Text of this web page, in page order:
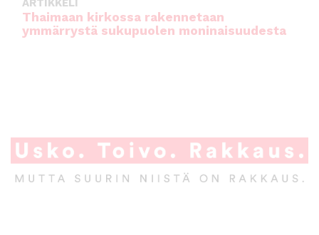
ARTIKKELI
Thaimaan kirkossa rakennetaan
ymmärrystä sukupuolen moninaisuudesta